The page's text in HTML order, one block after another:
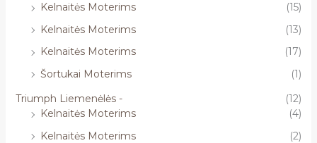
Kelnaitės Moterims
(15)
Kelnaitės Moterims
(13)
Kelnaitės Moterims
(17)
Šortukai Moterims
(1)
Triumph Liemenėlės -
(12)
Kelnaitės Moterims
(4)
Kelnaitės Moterims
(2)